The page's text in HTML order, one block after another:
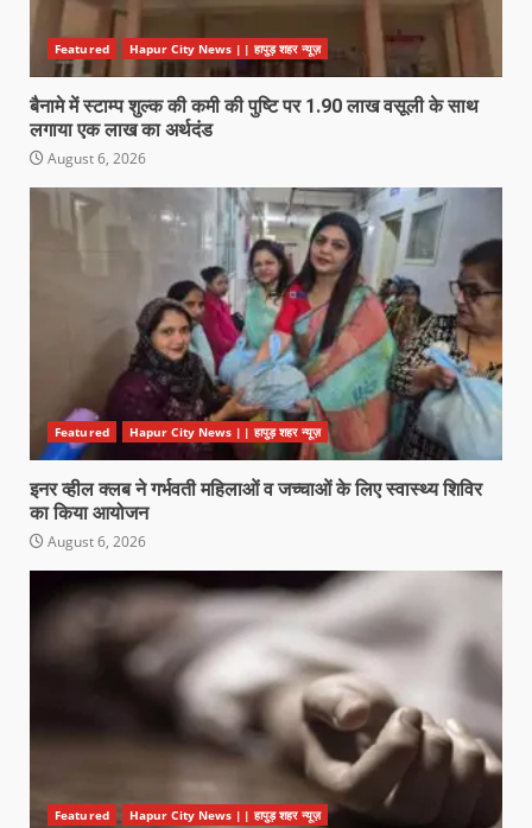
Featured Hapur City News || हापुड़ शहर न्यूज़
बैनामे में स्टाम्प शुल्क की कमी की पुष्टि पर 1.90 लाख वसूली के साथ
लगाया एक लाख का अर्थदंड
August 6, 2026
Featured Hapur City News || हापुड़ शहर न्यूज़
इनर व्हील क्लब ने गर्भवती महिलाओं व जच्चाओं के लिए स्वास्थ्य शिविर
का किया आयोजन
August 6, 2026
Featured Hapur City News || हापुड़ शहर न्यूज़